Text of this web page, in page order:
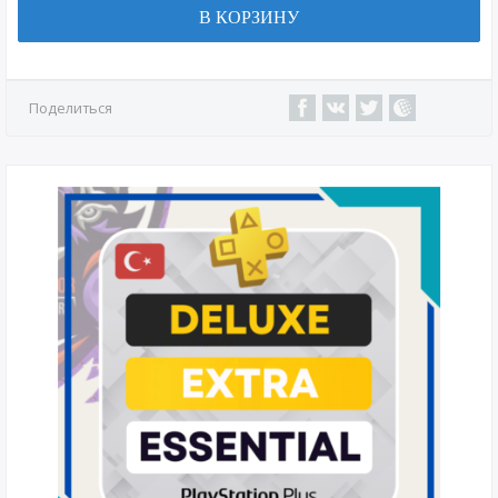
В КОРЗИНУ
Поделиться